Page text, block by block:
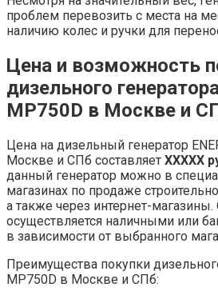
проблем перевозить с места на
наличию колес и ручки для
Цена и возможность
дизельного
MP750D в Москве и
Цена на дизельный генератор
Москве и СПб составляет XXXXX
данный генератор можно в
магазинах по продаже
а также через интернет-магазины.
осуществляется наличными или
в зависимости от выбранного
Преимущества покупки
MP750D в Москве и СПб: